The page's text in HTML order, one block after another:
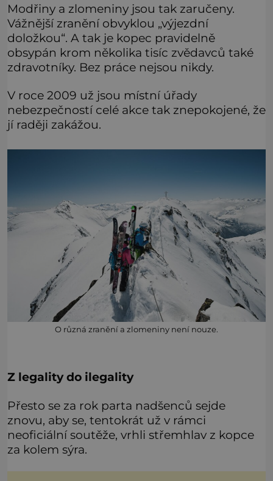
Modřiny a zlomeniny jsou tak zaručeny.
Vážnější zranění obvyklou „výjezdní
doložkou“. A tak je kopec pravidelně
obsypán krom několika tisíc zvědavců také
zdravotníky. Bez práce nejsou nikdy.
V roce 2009 už jsou místní úřady
nebezpečností celé akce tak znepokojené, že
jí raději zakážou.
O různá zranění a zlomeniny není nouze.
Z legality do ilegality
Přesto se za rok parta nadšenců sejde
znovu, aby se, tentokrát už v rámci
neoficiální soutěže, vrhli střemhlav z kopce
za kolem sýra.